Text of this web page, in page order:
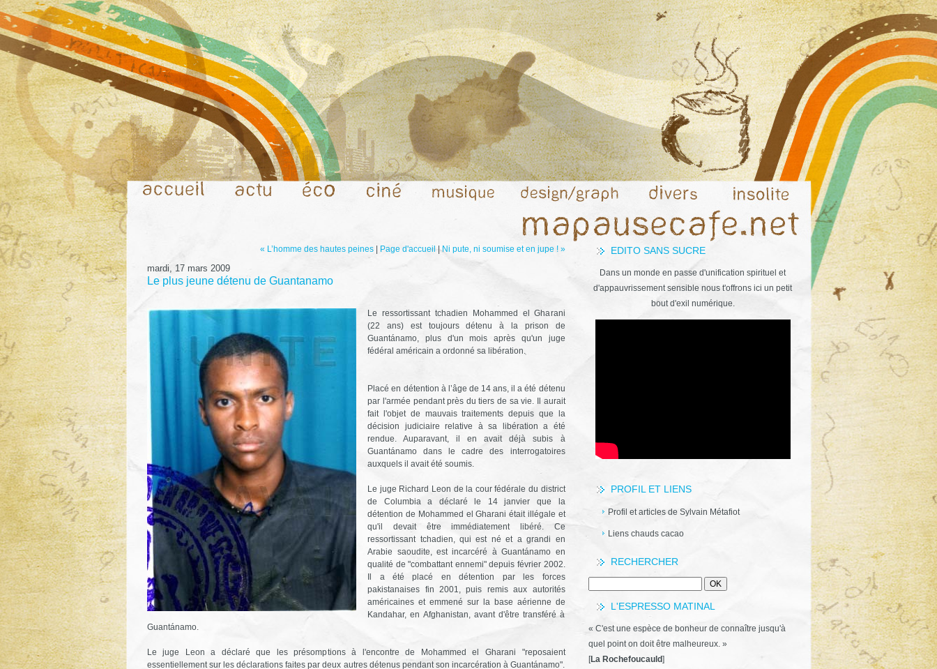
EDITO SANS SUCRE
Dans un monde en passe d'unification spirituel et
d'appauvrissement sensible nous t'offrons ici un petit
bout d'exil numérique.
PROFIL ET LIENS
Profil et articles de Sylvain Métafiot
Liens chauds cacao
RECHERCHER
L'ESPRESSO MATINAL
« C'est une espèce de bonheur de connaître jusqu'à
quel point on doit être malheureux. »
[La Rochefoucauld]
« L’homme des hautes peines| Page d'accueil |Ni pute, ni soumise et en jupe ! »
mardi, 17 mars 2009
Le plus jeune détenu de Guantanamo
Le ressortissant tchadien Mohammed el Gharani
(22 ans) est toujours détenu à la prison de
Guantánamo, plus d'un mois après qu'un juge
fédéral américain a ordonné sa libération.
Placé en détention à l’âge de 14 ans, il a été détenu
par l'armée pendant près du tiers de sa vie. Il aurait
fait l'objet de mauvais traitements depuis que la
décision judiciaire relative à sa libération a été
rendue. Auparavant, il en avait déjà subis à
Guantánamo dans le cadre des interrogatoires
auxquels il avait été soumis.
Le juge Richard Leon de la cour fédérale du district
de Columbia a déclaré le 14 janvier que la
détention de Mohammed el Gharani était illégale et
qu'il devait être immédiatement libéré. Ce
ressortissant tchadien, qui est né et a grandi en
Arabie saoudite, est incarcéré à Guantánamo en
qualité de "combattant ennemi" depuis février 2002.
Il a été placé en détention par les forces
pakistanaises fin 2001, puis remis aux autorités
américaines et emmené sur la base aérienne de
Kandahar, en Afghanistan, avant d'être transféré à
Guantánamo.
Le juge Leon a déclaré que les présomptions à l'encontre de Mohammed el Gharani "reposaient
essentiellement sur les déclarations faites par deux autres détenus pendant son incarcération à Guantánamo".